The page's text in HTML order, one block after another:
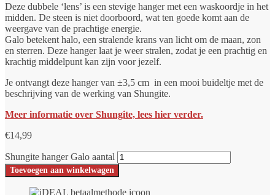
Deze dubbele ‘lens’ is een stevige hanger met een waskoordje in het
midden. De steen is niet doorboord, wat ten goede komt aan de
weergave van de prachtige energie.
Galo betekent halo, een stralende krans van licht om de maan, zon
en sterren. Deze hanger laat je weer stralen, zodat je een prachtig en
krachtig middelpunt kan zijn voor jezelf.
Je ontvangt deze hanger van ±3,5 cm in een mooi buideltje met de
beschrijving van de werking van Shungite.
Meer informatie over Shungite, lees hier verder.
€14,99
Shungite hanger Galo aantal
Toevoegen aan winkelwagen